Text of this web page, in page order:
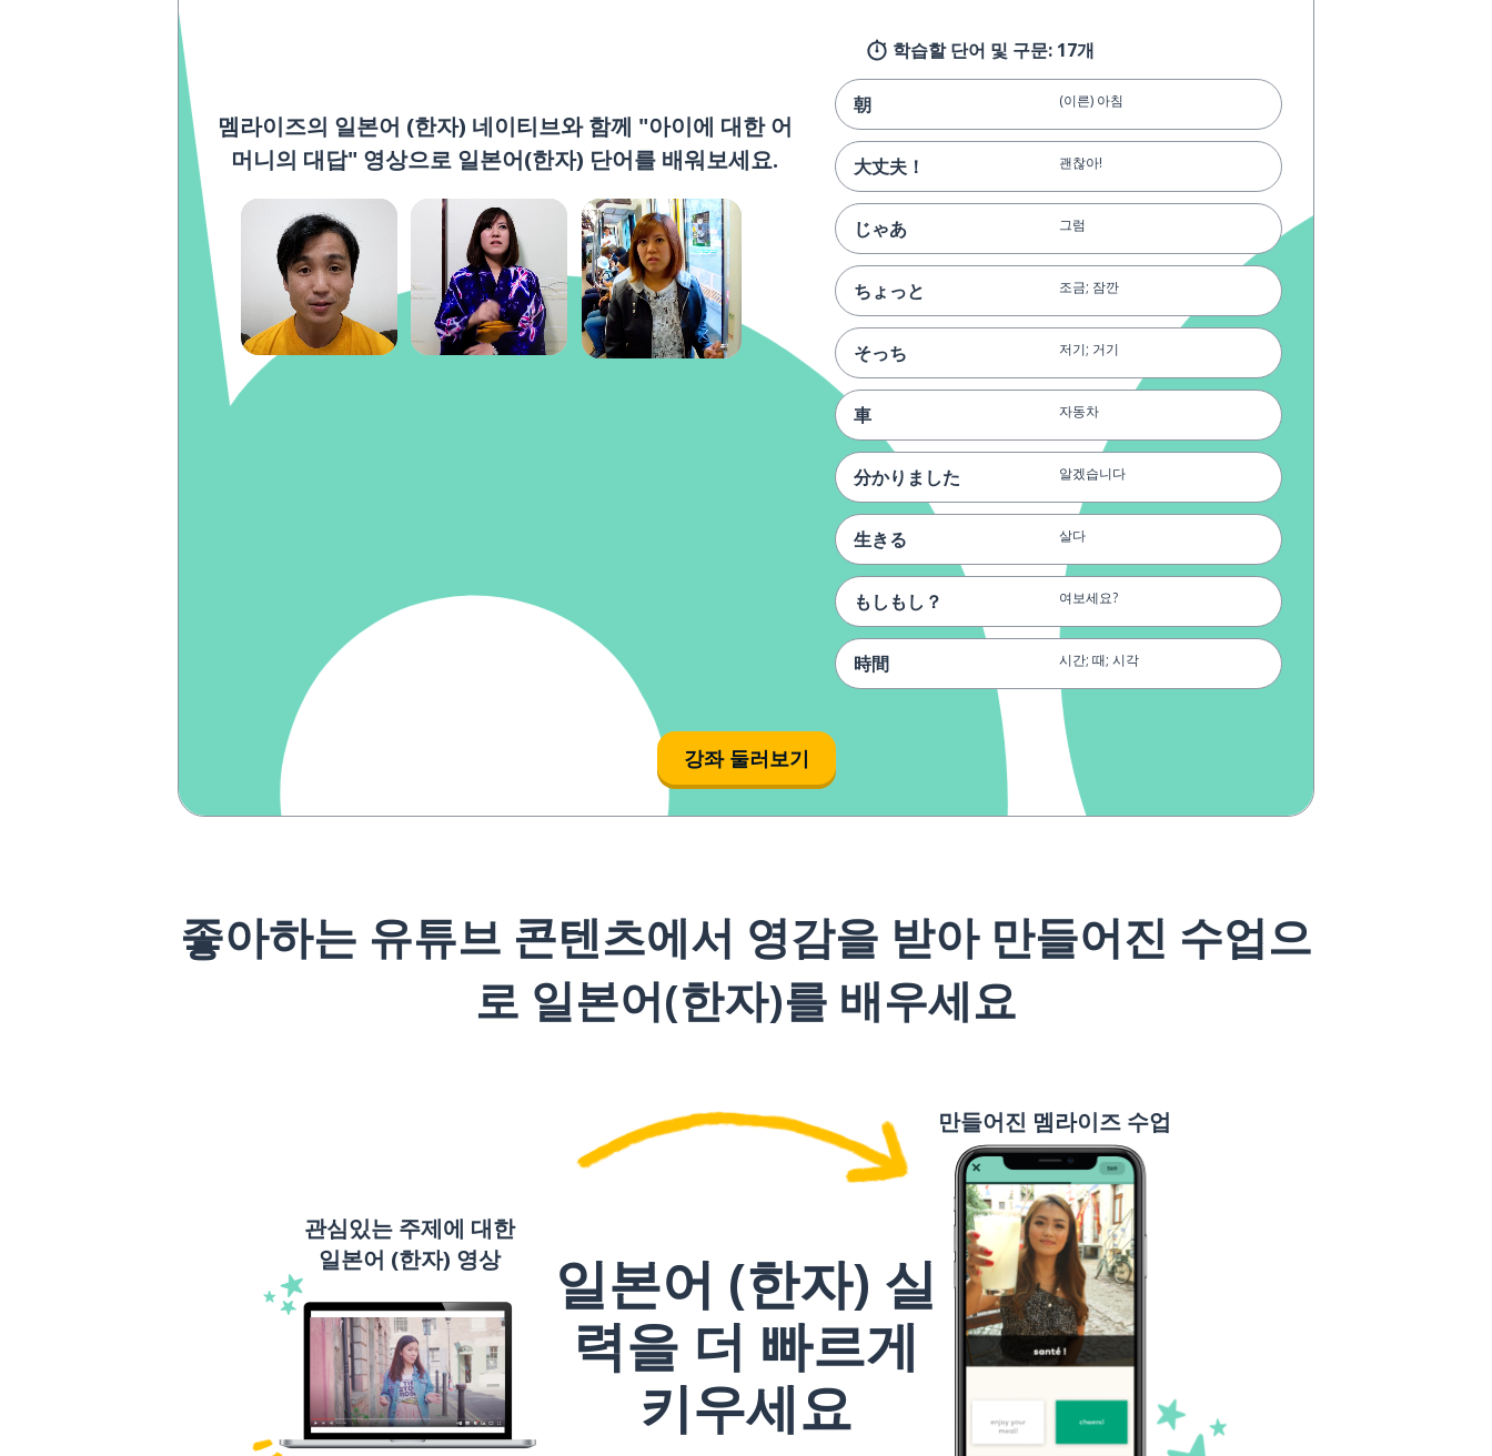
멤라이즈의 일본어 (한자) 네이티브와 함께 "아이에 대한 어
머니의 대답" 영상으로 일본어(한자) 단어를 배워보세요.
학습할 단어 및 구문: 17개
朝 (이른) 아침
大丈夫！ 괜찮아!
じゃあ 그럼
ちょっと 조금; 잠깐
そっち 저기; 거기
車 자동차
分かりました 알겠습니다
生きる 살다
もしもし？ 여보세요?
時間 시간; 때; 시각
보다
그렇게
ダメです
강좌 둘러보기
좋아하는 유튜브 콘텐츠에서 영감을 받아 만들어진 수업으
로 일본어(한자)를 배우세요
관심있는 주제에 대한
일본어 (한자) 영상
일본어 (한자) 실
력을 더 빠르게
키우세요
만들어진 멤라이즈 수업